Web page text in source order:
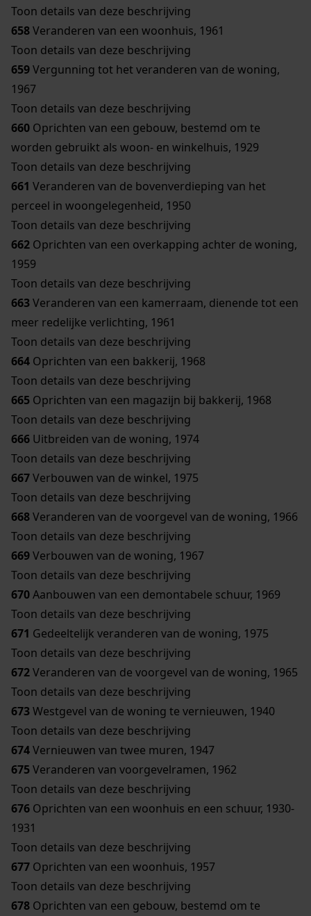
Toon details van deze beschrijving
658Veranderen van een woonhuis, 1961
Toon details van deze beschrijving
659Vergunning tot het veranderen van de woning,
1967
Toon details van deze beschrijving
660 Oprichten van een gebouw, bestemd om te
worden gebruikt als woon- en winkelhuis, 1929
Toon details van deze beschrijving
661 Veranderen van de bovenverdieping van het
perceel in woongelegenheid, 1950
Toon details van deze beschrijving
662 Oprichten van een overkapping achter de woning,
1959
Toon details van deze beschrijving
663Veranderen van een kamerraam, dienende tot een
meer redelijke verlichting, 1961
Toon details van deze beschrijving
664 Oprichten van een bakkerij, 1968
Toon details van deze beschrijving
665 Oprichten van een magazijn bij bakkerij, 1968
Toon details van deze beschrijving
666 Uitbreiden van de woning, 1974
Toon details van deze beschrijving
667Verbouwen van de winkel, 1975
Toon details van deze beschrijving
668Veranderen van de voorgevel van de woning, 1966
Toon details van deze beschrijving
669Verbouwen van de woning, 1967
Toon details van deze beschrijving
670Aanbouwen van een demontabele schuur, 1969
Toon details van deze beschrijving
671 Gedeeltelijk veranderen van de woning, 1975
Toon details van deze beschrijving
672Veranderen van de voorgevel van de woning, 1965
Toon details van deze beschrijving
673Westgevel van de woning te vernieuwen, 1940
Toon details van deze beschrijving
674Vernieuwen van twee muren, 1947
675Veranderen van voorgevelramen, 1962
Toon details van deze beschrijving
676 Oprichten van een woonhuis en een schuur, 1930-
1931
Toon details van deze beschrijving
677 Oprichten van een woonhuis, 1957
Toon details van deze beschrijving
678 Oprichten van een gebouw, bestemd om te